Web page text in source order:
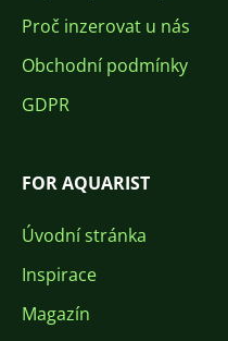
Proč inzerovat u nás
Obchodní podmínky
GDPR
FOR AQUARIST
Úvodní stránka
Inspirace
Magazín